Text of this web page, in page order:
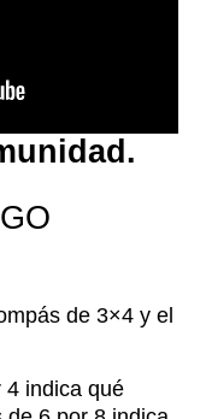
de 3×4 y el
4 indica qué